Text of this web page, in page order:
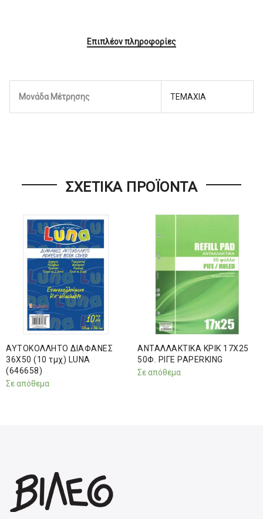
Επιπλέον πληροφορίες
Μονάδα Μέτρησης ΤΕΜΑΧΙΑ
ΣΧΕΤΙΚΆ ΠΡΟΪΌΝΤΑ
ΑΥΤΟΚΟΛΛΗΤΟ ΔΙΑΦΑΝΕΣ
36Χ50 (10 τμχ) LUNA
(646658)
Σε απόθεμα
ΑΝΤΑΛΛΑΚΤΙΚΑ ΚΡΙΚ 17Χ25
50Φ. ΡΙΓΕ PAPERKING
Σε απόθεμα